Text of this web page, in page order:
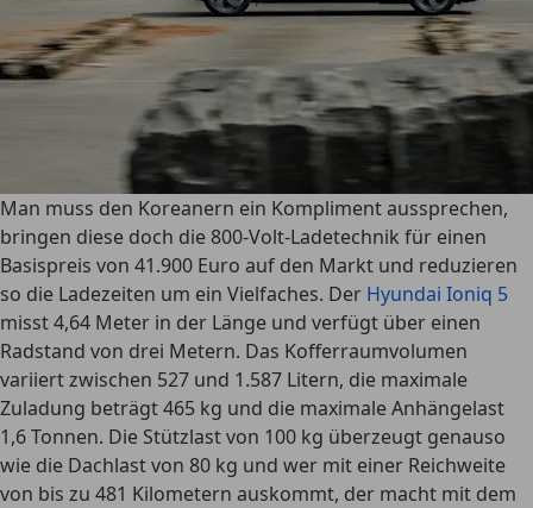
Man muss den Koreanern ein Kompliment aussprechen,
bringen diese doch die 800-Volt-Ladetechnik für einen
Basispreis von 41.900 Euro auf den Markt und reduzieren
so die Ladezeiten um ein Vielfaches. Der Hyundai Ioniq 5
misst 4,64 Meter in der Länge und verfügt über einen
Radstand von drei Metern. Das Kofferraumvolumen
variiert zwischen 527 und 1.587 Litern, die maximale
Zuladung beträgt 465 kg und die maximale Anhängelast
1,6 Tonnen. Die Stützlast von 100 kg überzeugt genauso
wie die Dachlast von 80 kg und wer mit einer Reichweite
von bis zu 481 Kilometern auskommt, der macht mit dem